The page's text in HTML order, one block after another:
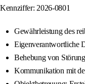
Kennziffer: 2026-0801
Gewährleistung des
Eigenverantwortliche
Behebung von
Kommunikation mit